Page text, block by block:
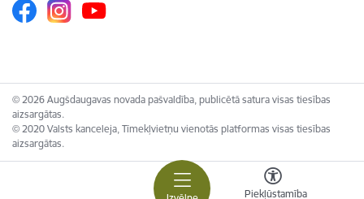
Piekļūstamība
© 2026 Augšdaugavas novada pašvaldība, publicētā satura visas tiesības
aizsargātas.
© 2020 Valsts kanceleja, Tīmekļvietņu vienotās platformas visas tiesības
aizsargātas.